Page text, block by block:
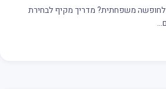
לחופשה משפחתית? מדריך מקיף לבחירת